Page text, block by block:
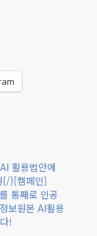
활용법안에
{/}[캠페인]
통째로 인공
보원본 AI활용
!